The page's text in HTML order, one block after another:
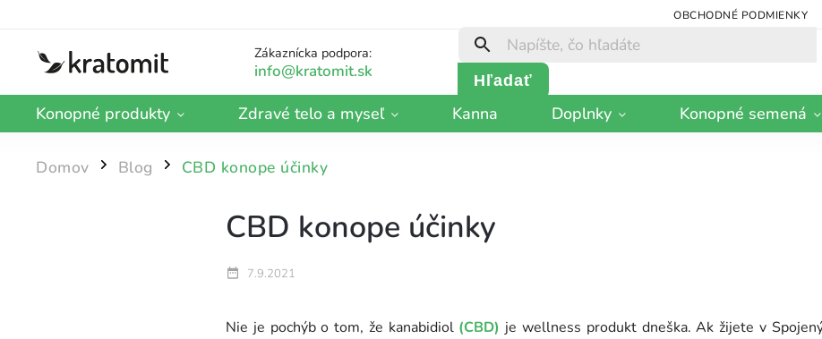
OBCHODNÉ PODMIENKY
Zákaznícka podpora:
Hľadať
Konopné produkty Zdravé telo a myseľ Kanna Doplnky Konopné semená
Domov / Blog / CBD konope účinky
CBD konope účinky
7.9.2021
Nie je pochýb o tom, že kanabidiol (CBD) je wellness produkt dneška. Ak žijete v